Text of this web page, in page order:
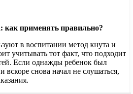
как применять правильно?
в воспитании метод кнута и
учитывать тот факт, что подходит
Если однажды ребенок был
вскоре снова начал не слушаться,